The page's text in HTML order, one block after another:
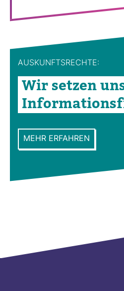
AUS­KUNFTS­RECHTE:
Wir setzen
MEHR ERFAHREN